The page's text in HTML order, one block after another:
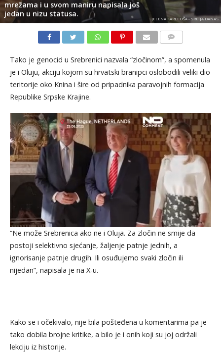
mrežama i u svom maniru napisala još
jedan u nizu statusa.
JELENA KARLEUŠA - SRBIJA DANAS
Tako je genocid u Srebrenici nazvala “zločinom”, a spomenula
je i Oluju, akciju kojom su hrvatski branipci oslobodili veliki dio
teritorije oko Knina i šire od pripadnika paravojnih formacija
Republike Srpske Krajine.
“Ne može Srebrenica ako ne i Oluja. Za zločin ne smije da
postoji selektivno sjećanje, žaljenje patnje jednih, a
ignorisanje patnje drugih. Ili osuđujemo svaki zločin ili
nijedan”, napisala je na X-u.
Kako se i očekivalo, nije bila pošteđena u komentarima pa je
tako dobila brojne kritike, a bilo je i onih koji su joj održali
lekciju iz historije.